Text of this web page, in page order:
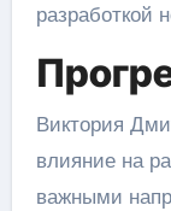
разработкой
Виктория
влияние на
важными